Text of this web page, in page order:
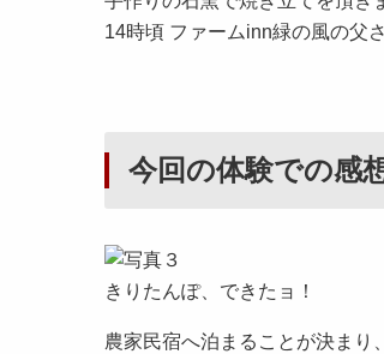
14時頃 ファームinn緑の風の父
今回の体験での感
きりたんぽ、できたョ！
農家民宿へ泊まることが決まり